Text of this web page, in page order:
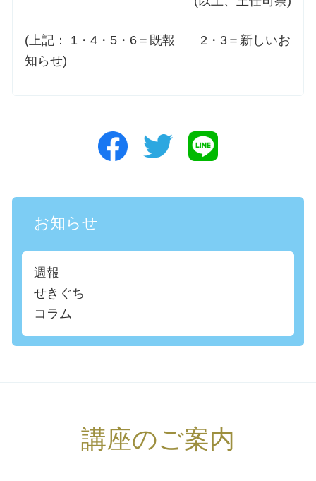
(上記： 1・4・5・6＝既報 2・3＝新しいお
知らせ)
お知らせ
週報
せきぐち
コラム
講座のご案内